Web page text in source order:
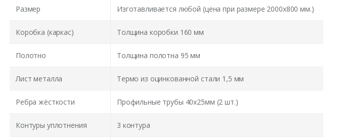
Размер Изготавливается любой (цена при размере 2000x800 мм.)
Коробка (каркас) Толщина коробки 160 мм
Полотно Толщина полотна 95 мм
Лист металла Термо из оцинкованной стали 1,5 мм
Ребра жёсткости Профильные трубы 40х25мм (2 шт.)
Контуры уплотнения 3 контура